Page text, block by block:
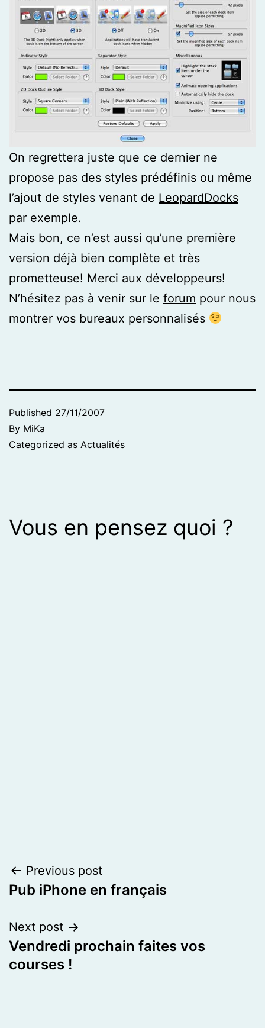
On regrettera juste que ce dernier ne
propose pas des styles prédéfinis ou même
l’ajout de styles venant de LeopardDocks
par exemple.
Mais bon, ce n’est aussi qu’une première
version déjà bien complète et très
prometteuse! Merci aux développeurs!
N’hésitez pas à venir sur le forum pour nous
montrer vos bureaux personnalisés
Published 27/11/2007
By MiKa
Categorized as Actualités
Vous en pensez quoi ?
Post
navigation
Previous post
Pub iPhone en français
Next post
Vendredi prochain faites vos
courses !